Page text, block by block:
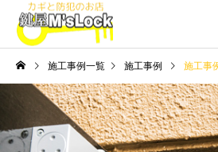
施工事例一覧 施工事例 施工事